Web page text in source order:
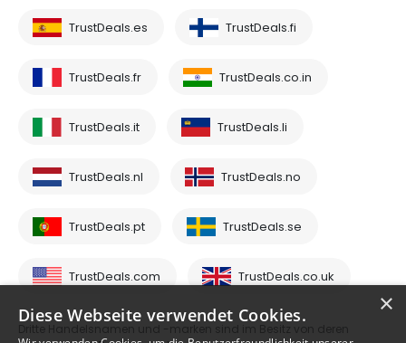
TrustDeals.es TrustDeals.fi
TrustDeals.fr TrustDeals.co.in
TrustDeals.it TrustDeals.li
TrustDeals.nl TrustDeals.no
TrustDeals.pt TrustDeals.se
TrustDeals.com TrustDeals.co.uk
×
Diese Webseite verwendet Cookies.